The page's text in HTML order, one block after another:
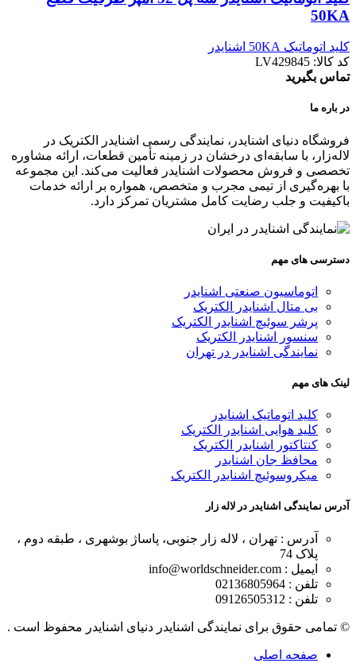
50KA
کلید اتوماتیک 50KA اشنایدر
کد کالا: LV429845
تماس بگیرید
در باره ما
فروشگاه دنیای اشنایدر، نمایندگی رسمی اشنایدر الکتریک در
لاله‌زار، با سابقه‌ای درخشان در زمینه تأمین قطعات، ارائه مشاوره
تخصصی و فروش محصولات اشنایدر فعالیت می‌کند. این مجموعه
با بهره‌گیری از تیمی مجرب و متخصص، همواره بر ارائه خدمات
باکیفیت و جلب رضایت کامل مشتریان تمرکز دارد.
دسترسی های مهم
اتوماسیون صنعتی اشنایدر
بی متال اشنایدر الکتریک
پرشر سوئیچ اشنایدر الکتریک
سنسور اشنایدر الکتریک
نمایندگی اشنایدر در تهران
لینک های مهم
کلید اتوماتیک اشنایدر
کلید هوایی اشنایدر الکتریک
کنتاکتور اشنایدر الکتریک
محافظ جان اشنایدر
میکروسوئیچ اشنایدر الکتریک
آدرس نمایندگی اشنایدر در لاله زار
آدرس : تهران ، لاله زار جنوبی، پاساژ بوشهری ، طبقه دوم ،
پلاک 74
ایمیل : info@worldschneider.com
تلفن : 02136805964
تلفن : 09126505312
© تمامی حقوق برای نمایندگی اشنایدر دنیای اشنایدر محفوظ است .
صفحه اصلی